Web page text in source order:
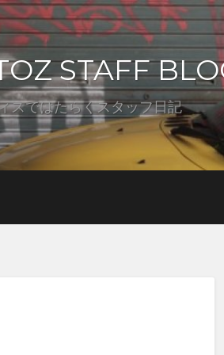
STAFF
スではたらくスタッフ日記